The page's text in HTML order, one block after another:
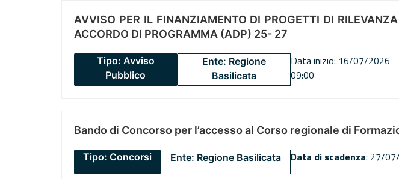
AVVISO PER IL FINANZIAMENTO DI PROGETTI DI
ACCORDO DI PROGRAMMA (ADP) 25- 27
Tipo: Avviso
Pubblico
Ente: Regione
Basilicata
Data inizio: 16/07/2026
09:00
Bando di Concorso per l’accesso al Corso regionale di
Tipo: Concorsi Ente: Regione Basilicata Data di scadenza: 27/